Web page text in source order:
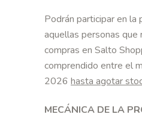
Podrán participar en la
aquellas personas que
compras en Salto
comprendido entre el
2026 hasta agotar
MECÁNICA DE LA